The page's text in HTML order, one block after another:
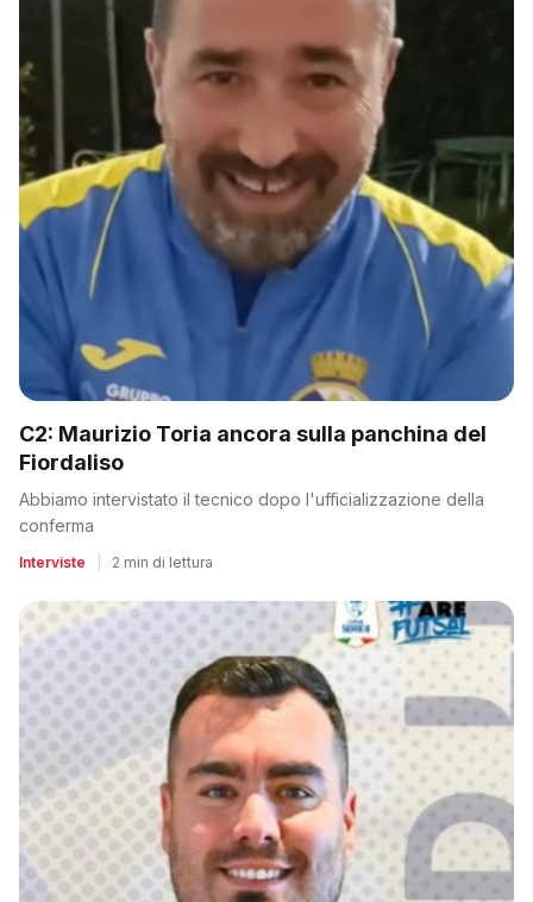
C2: Maurizio Toria ancora sulla panchina del
Fiordaliso
Abbiamo intervistato il tecnico dopo l'ufficializzazione della
conferma
Interviste 2 min di lettura